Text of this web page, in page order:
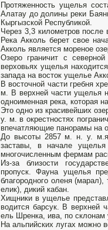
Протяженность ущелья
Алатау до долины реки
Кыргызской Республикой.
Через 3,3 километров после
Река Акколь берет свое
Акколь является мореное
Озеро граничит с
верховьях ущелья
запада на восток ущелье
В восточной части гребня
м. В верхней части ущелья
одноименная река, которая
Это одно из красивейших
у. м. в окрестностях
впечатляющие панорамы на
До высоты 2857 м. н. у. м.я
заставы, в начале
многочисленным фермам
Из-за близости
пропуск. Фауна ущелья
благородного оленя (марал),
елик), дикий кабан.
Хищники в ущелье
водится барсук. В верхней
ель Шренка, ива, по склонам
На альпийских лугах можно